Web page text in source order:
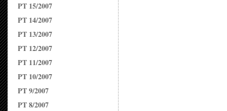
PT 15/2007
PT 14/2007
PT 13/2007
PT 12/2007
PT 11/2007
PT 10/2007
PT 9/2007
PT 8/2007